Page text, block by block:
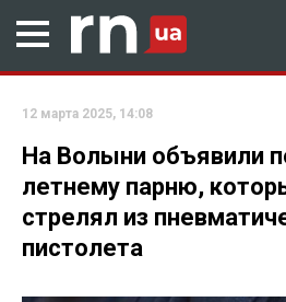
12 марта 2025, 14:08
На Волыни объявили
летнему парню,
стрелял из
пистолета